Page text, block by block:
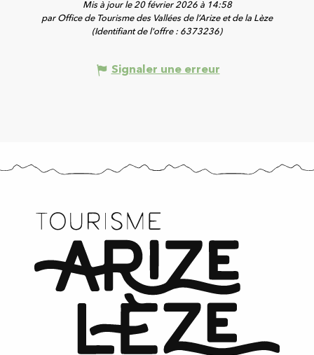
Mis à jour le 20 février 2026 à 14:58
par Office de Tourisme des Vallées de l’Arize et de la Lèze
(Identifiant de l'offre : 6373236)
Signaler une erreur